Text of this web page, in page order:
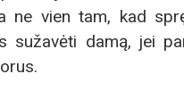
ne vien tam, kad
sužavėti damą, jei